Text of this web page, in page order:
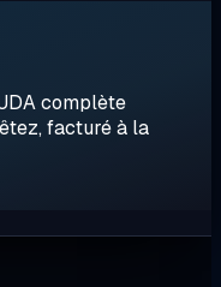
complète
facturé à la